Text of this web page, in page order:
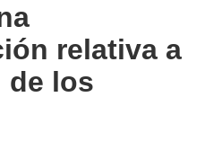
relativa a
de los